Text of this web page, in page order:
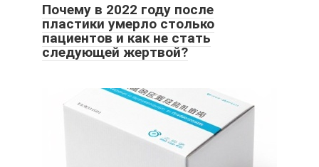
Почему в 2022 году после
пластики умерло столько
пациентов и как не стать
следующей жертвой?